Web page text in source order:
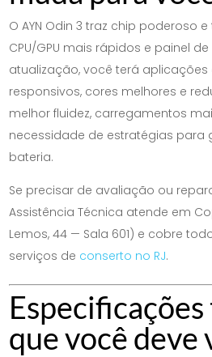
O AYN Odin 3 traz chip poderoso
CPU/GPU mais rápidos e painel
atualização, você terá aplicações
responsivos, cores melhores e
melhor fluidez, carregamentos
necessidade de estratégias para
bateria.
Se precisar de avaliação ou
Assistência Técnica atende em
Lemos, 44 — Sala 601) e cobre
serviços de conserto no RJ.
que você